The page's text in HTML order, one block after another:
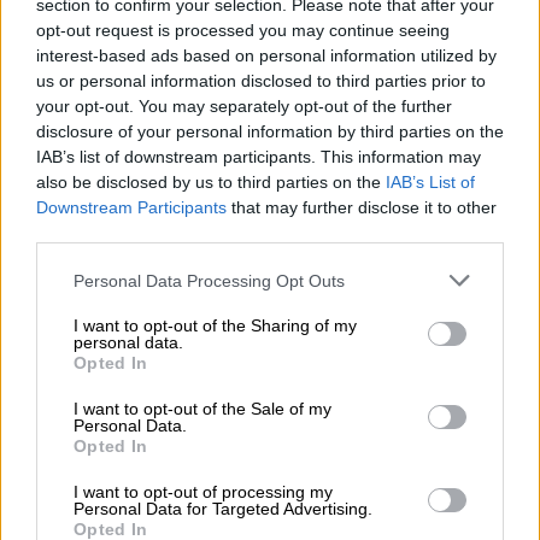
section to confirm your selection. Please note that after your
opt-out request is processed you may continue seeing
interest-based ads based on personal information utilized by
us or personal information disclosed to third parties prior to
your opt-out. You may separately opt-out of the further
disclosure of your personal information by third parties on the
IAB’s list of downstream participants. This information may
also be disclosed by us to third parties on the IAB’s List of
Downstream Participants that may further disclose it to other
Please note that this website/app uses one or more Google
not limited to your visit or usage behaviour. You may click to
grant or deny consent to Google and its third-party tags to
use your data for below specified purposes in below Google
consent section.
Personal Data Processing Opt Outs
I want to opt-out of the Sharing of my
personal data.
Opted In
I want to opt-out of the Sale of my
Personal Data.
Opted In
I want to opt-out of processing my
Personal Data for Targeted Advertising.
Opted In
την πλευρά του Ρότα, δημιουργώντας
υπεραρυθμίες.
Έτσι ήρθε και η πρωτη μεγάλη φάση για την
Μπερ Σεβά στο 14ο λεπτό. Ο Αχμάντ έφυγε
στα αριστερά, έκανε το γύρισμα στην
περιοχή και ο Ζλατάνοβιτς εκτέλεσε με τη
μία, με τη μπάλα ωστόσο να φεύγει ψηλά
άουτ. Η Χάποελ συνέχισε να πιέζει και είχε
και δεύτερη μεγάλη ευκαιρία στα επόμενα
λεπτά. Στο 24ο λεπτό σε μία φάση
διαρκείας, η μπάλα έμεινε «ζωντανή» στην
περιοχή, έπειτα από δύο διαδοχικά λάθη του
Ρότα, έγινε το σουτ, ωστόσο κόντραρε στα
σώματα που υπήρχαν, με τον Στρακόσα να
σώζει με δυσκολία και να κρατάει το 0-0
στην αναμέτρηση.